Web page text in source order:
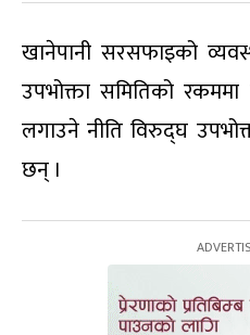
खानेपानी सरसफाइको
उपभोक्ता समितिको
लगाउने नीति विरुद्घ
छन् ।